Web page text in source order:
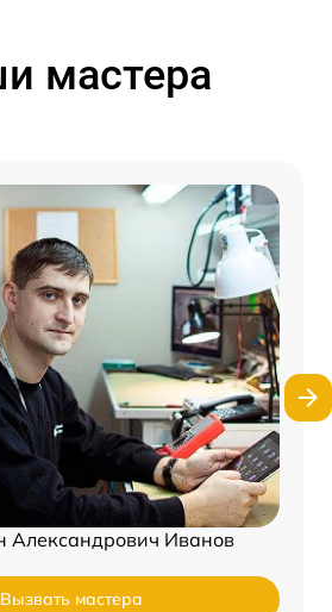
мастера
Александрович Иванов
Вызвать мастера